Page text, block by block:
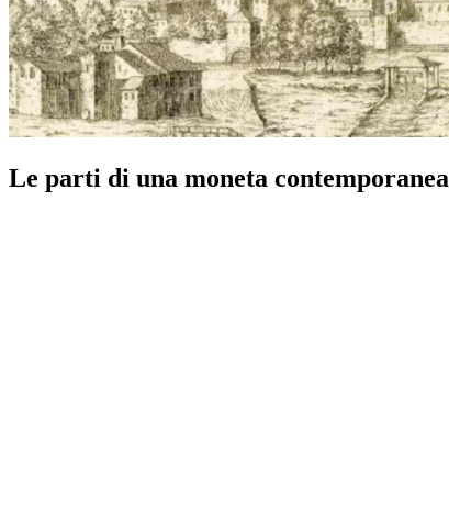
Le parti di una moneta contemporanea